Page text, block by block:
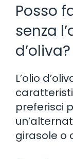
Posso
senza
d’oliva?
L’olio
preferisci
girasole o